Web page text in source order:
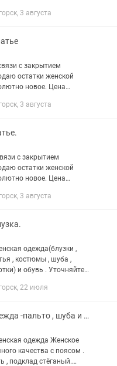
белая вышивка.
3 августа
с закрытием
остатки женской
новое. Цена
платье из
3 августа
с закрытием
остатки женской
новое. Цена
в пол. Ткань -атлас. От
3 августа
одежда(блузки ,
, костюмы , шуба ,
обувь . Уточняйте
договариваться о
22 июля
Верхняя одежда -пальто , шуба и мн.др.
одежда Женское
качества с поясом .
, подклад стёганый.